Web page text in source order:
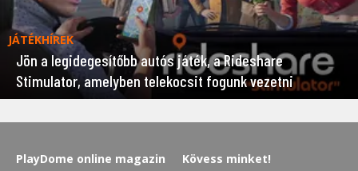
JÁTÉKHÍREK
Jön a legidegesítőbb autós játék, a Rideshare
Stimulator, amelyben telekocsit fogunk vezetni
PlayDome online magazin
Kövess minket!